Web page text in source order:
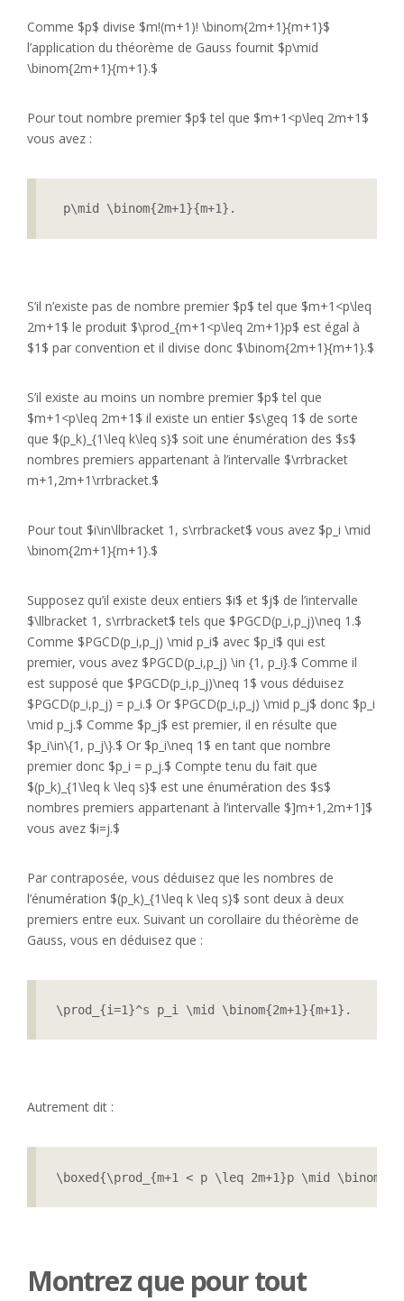
Comme $p$ divise $m!(m+1)! \binom{2m+1}{m+1}$
l’application du théorème de Gauss fournit $p\mid
\binom{2m+1}{m+1}.$
Pour tout nombre premier $p$ tel que $m+1<p\leq 2m+1$
vous avez :
p\mid \binom{2m+1}{m+1}.
S’il n’existe pas de nombre premier $p$ tel que $m+1<p\leq
2m+1$ le produit $\prod_{m+1<p\leq 2m+1}p$ est égal à
$1$ par convention et il divise donc $\binom{2m+1}{m+1}.$
S’il existe au moins un nombre premier $p$ tel que
$m+1<p\leq 2m+1$ il existe un entier $s\geq 1$ de sorte
que $(p_k)_{1\leq k\leq s}$ soit une énumération des $s$
nombres premiers appartenant à l’intervalle $\rrbracket
m+1,2m+1\rrbracket.$
Pour tout $i\in\llbracket 1, s\rrbracket$ vous avez $p_i \mid
\binom{2m+1}{m+1}.$
Supposez qu’il existe deux entiers $i$ et $j$ de l’intervalle
$\llbracket 1, s\rrbracket$ tels que $PGCD(p_i,p_j)\neq 1.$
Comme $PGCD(p_i,p_j) \mid p_i$ avec $p_i$ qui est
premier, vous avez $PGCD(p_i,p_j) \in {1, p_i}.$ Comme il
est supposé que $PGCD(p_i,p_j)\neq 1$ vous déduisez
$PGCD(p_i,p_j) = p_i.$ Or $PGCD(p_i,p_j) \mid p_j$ donc $p_i
\mid p_j.$ Comme $p_j$ est premier, il en résulte que
$p_i\in\{1, p_j\}.$ Or $p_i\neq 1$ en tant que nombre
premier donc $p_i = p_j.$ Compte tenu du fait que
$(p_k)_{1\leq k \leq s}$ est une énumération des $s$
nombres premiers appartenant à l’intervalle $]m+1,2m+1]$
vous avez $i=j.$
Par contraposée, vous déduisez que les nombres de
l’énumération $(p_k)_{1\leq k \leq s}$ sont deux à deux
premiers entre eux. Suivant un corollaire du théorème de
Gauss, vous en déduisez que :
\prod_{i=1}^s p_i \mid \binom{2m+1}{m+1}.
Autrement dit :
\boxed{\prod_{m+1 < p \leq 2m+1}p \mid
Montrez que pour tout